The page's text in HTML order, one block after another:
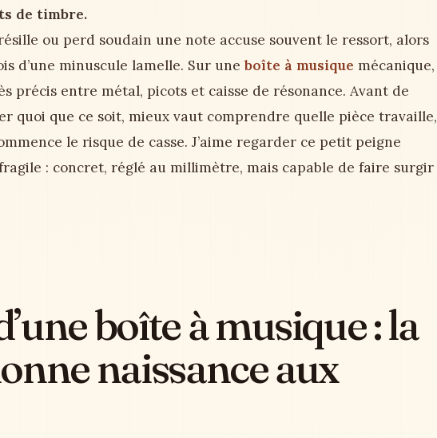
de timbre.
ou perd soudain une note accuse souvent le ressort, alors
d’une minuscule lamelle. Sur uneboîte à musique mécanique,
précis entre métal, picots et caisse de résonance. Avant de
quoi que ce soit, mieux vaut comprendre quelle pièce travaille,
le risque de casse. J’aime regarder ce petit peigne
: concret, réglé au millimètre, mais capable de faire surgir
boîte à musique : la
naissance aux